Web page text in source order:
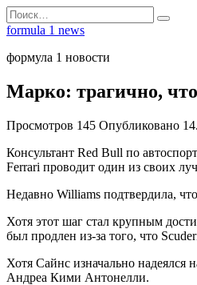
Перейти
к
Search
for:
formula 1 news
формула 1 новости
Марко: трагично,
Просмотров 145 Опубликовано
Консультант Red Bull по
Ferrari проводит один из своих
Недавно Williams подтвердила,
Хотя этот шаг стал крупным
был продлен из-за того, что
Хотя Сайнс изначально надеялся
Андреа Кими Антонелли.